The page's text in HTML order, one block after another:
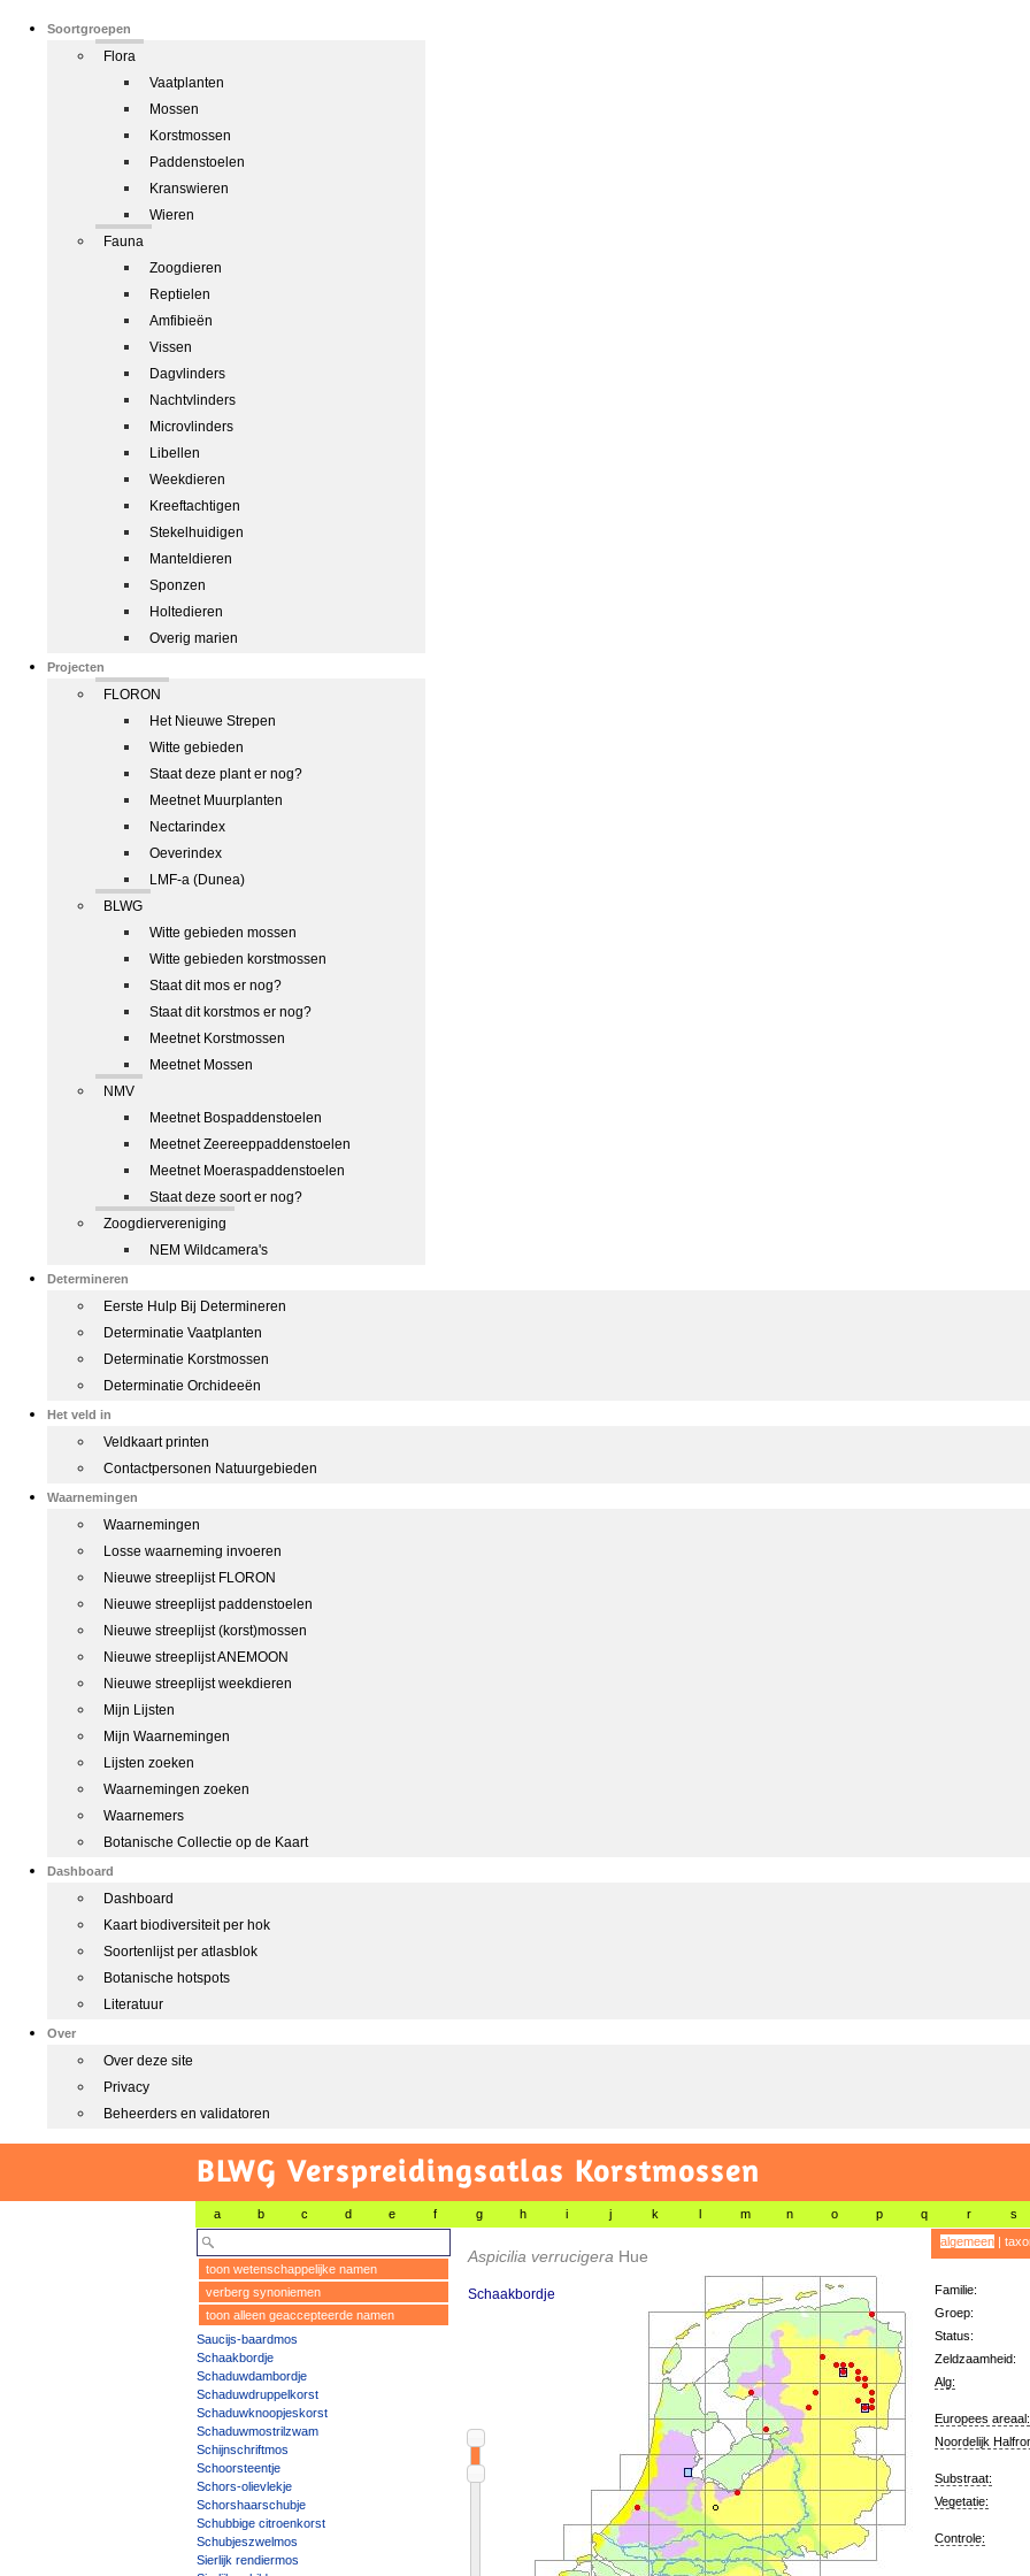
Soortgroepen
Flora
Vaatplanten
Mossen
Korstmossen
Paddenstoelen
Kranswieren
Wieren
Fauna
Zoogdieren
Reptielen
Amfibieën
Vissen
Dagvlinders
Nachtvlinders
Microvlinders
Libellen
Weekdieren
Kreeftachtigen
Stekelhuidigen
Manteldieren
Sponzen
Holtedieren
Overig marien
Projecten
FLORON
Het Nieuwe Strepen
Witte gebieden
Staat deze plant er nog?
Meetnet Muurplanten
Nectarindex
Oeverindex
LMF-a (Dunea)
BLWG
Witte gebieden mossen
Witte gebieden korstmossen
Staat dit mos er nog?
Staat dit korstmos er nog?
Meetnet Korstmossen
Meetnet Mossen
NMV
Meetnet Bospaddenstoelen
Meetnet Zeereeppaddenstoelen
Meetnet Moeraspaddenstoelen
Staat deze soort er nog?
Zoogdiervereniging
NEM Wildcamera's
Determineren
Eerste Hulp Bij Determineren
Determinatie Vaatplanten
Determinatie Korstmossen
Determinatie Orchideeën
Het veld in
Veldkaart printen
Contactpersonen Natuurgebieden
Waarnemingen
Waarnemingen
Losse waarneming invoeren
Nieuwe streeplijst FLORON
Nieuwe streeplijst paddenstoelen
Nieuwe streeplijst (korst)mossen
Nieuwe streeplijst ANEMOON
Nieuwe streeplijst weekdieren
Mijn Lijsten
Mijn Waarnemingen
Lijsten zoeken
Waarnemingen zoeken
Waarnemers
Botanische Collectie op de Kaart
Dashboard
Dashboard
Kaart biodiversiteit per hok
Soortenlijst per atlasblok
Botanische hotspots
Literatuur
Over
Over deze site
Privacy
Beheerders en validatoren
BLWG Verspreidingsatlas Korstmossen
a b c d e f g h i j k l m n o p q r s
toon wetenschappelijke namen
verberg synoniemen
toon alleen geaccepteerde namen
Saucijs-baardmos
Schaakbordje
Schaduwdambordje
Schaduwdruppelkorst
Schaduwknoopjeskorst
Schaduwmostrilzwam
Schijnschriftmos
Schoorsteentje
Schors-olievlekje
Schorshaarschubje
Schubbige citroenkorst
Schubjeszwelmos
Sierlijk rendiermos
Aspicilia verrucigera Hue
Schaakbordje
algemeen|
Familie:
Groep:
Status:
Zeldzaamheid:
Alg:
Europees areaal:
Noordelijk
Substraat:
Vegetatie:
Controle: